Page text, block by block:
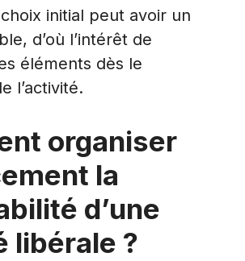
initial peut avoir un
d’où l’intérêt de
éléments dès le
l’activité.
organiser
la
d’une
libérale ?